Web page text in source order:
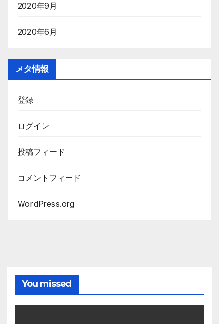
2020年9月
2020年6月
メタ情報
登録
ログイン
投稿フィード
コメントフィード
WordPress.org
You missed